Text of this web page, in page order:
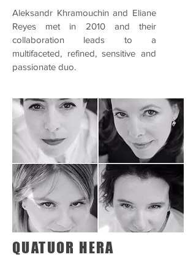
Aleksandr Khramouchin and Eliane
Reyes met in 2010 and their
collaboration leads to a
multifaceted, refined, sensitive and
passionate duo.
QUATUOR HERA